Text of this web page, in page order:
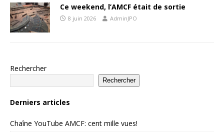
Ce weekend, l’AMCF était de sortie
8 juin 2026 AdminJPO
Rechercher
Rechercher
Derniers articles
Chaîne YouTube AMCF: cent mille vues!